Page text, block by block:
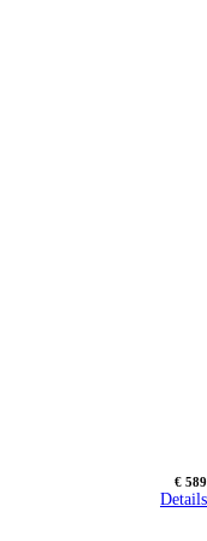
€ 589
Details